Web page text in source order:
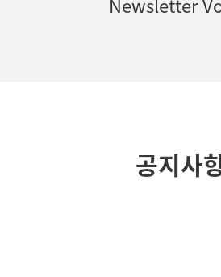
Newsletter
공지사